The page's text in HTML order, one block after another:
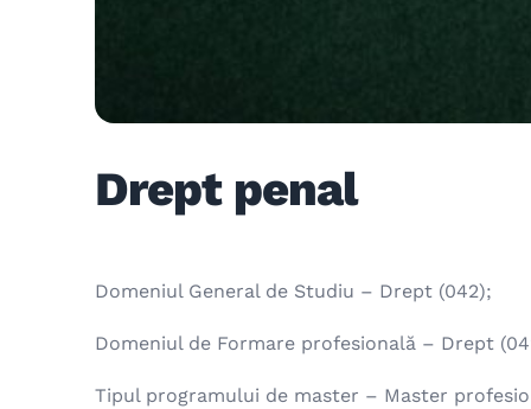
Drept penal
Domeniul General de Studiu – Drept (042);
Domeniul de Formare profesională – Drept
Tipul programului de master – Master